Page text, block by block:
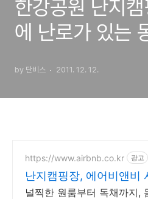
한강공원 난지
에 난로가 있는
기
by 단비스 2011. 12. 12.
https://www.airbnb.co.kr 광고
난지캠핑장, 에어비앤비
감성 스테이
널찍한 원룸부터 독채까지,